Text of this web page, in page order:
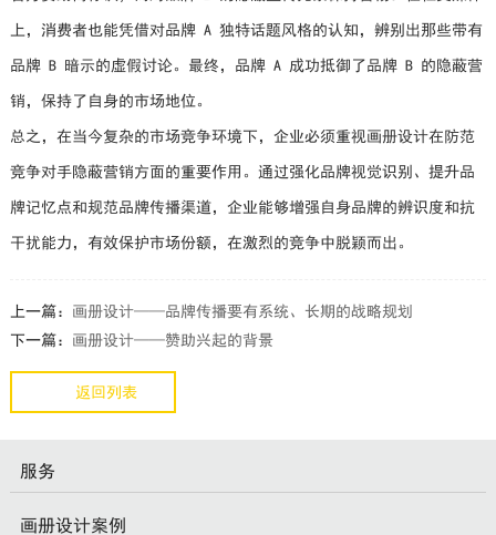
上，消费者也能凭借对品牌 A 独特话题风格的认知，辨别出那些带有
品牌 B 暗示的虚假讨论。最终，品牌 A 成功抵御了品牌 B 的隐蔽营
销，保持了自身的市场地位。
总之，在当今复杂的市场竞争环境下，企业必须重视画册设计在防范
竞争对手隐蔽营销方面的重要作用。通过强化品牌视觉识别、提升品
牌记忆点和规范品牌传播渠道，企业能够增强自身品牌的辨识度和抗
干扰能力，有效保护市场份额，在激烈的竞争中脱颖而出。
上一篇： 画册设计——品牌传播要有系统、长期的战略规划
下一篇： 画册设计——赞助兴起的背景
返回列表
服务
画册设计案例